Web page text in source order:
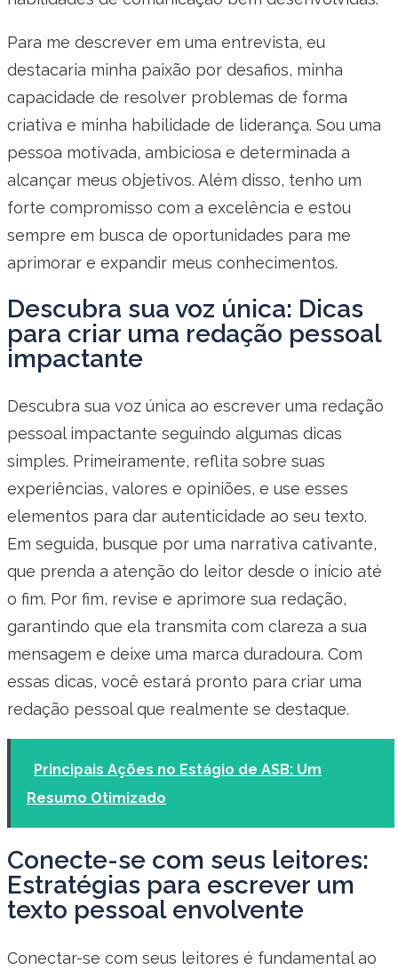
Para me descrever em uma entrevista, eu
destacaria minha paixão por desafios, minha
capacidade de resolver problemas de forma
criativa e minha habilidade de liderança. Sou uma
pessoa motivada, ambiciosa e determinada a
alcançar meus objetivos. Além disso, tenho um
forte compromisso com a excelência e estou
sempre em busca de oportunidades para me
aprimorar e expandir meus conhecimentos.
Descubra sua voz única: Dicas
para criar uma redação pessoal
impactante
Descubra sua voz única ao escrever uma redação
pessoal impactante seguindo algumas dicas
simples. Primeiramente, reflita sobre suas
experiências, valores e opiniões, e use esses
elementos para dar autenticidade ao seu texto.
Em seguida, busque por uma narrativa cativante,
que prenda a atenção do leitor desde o início até
o fim. Por fim, revise e aprimore sua redação,
garantindo que ela transmita com clareza a sua
mensagem e deixe uma marca duradoura. Com
essas dicas, você estará pronto para criar uma
redação pessoal que realmente se destaque.
Principais Ações no Estágio de ASB: Um
Resumo Otimizado
Conecte-se com seus leitores:
Estratégias para escrever um
texto pessoal envolvente
Conectar-se com seus leitores é fundamental ao